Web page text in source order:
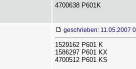
4700638 P601K
geschrieben: 11.05.2007
1529162 P601 K
1586297 P601 KX
4700512 P601 KS